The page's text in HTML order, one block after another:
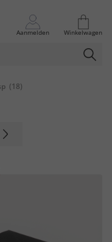
Aanmelden Winkelwagen
(18)